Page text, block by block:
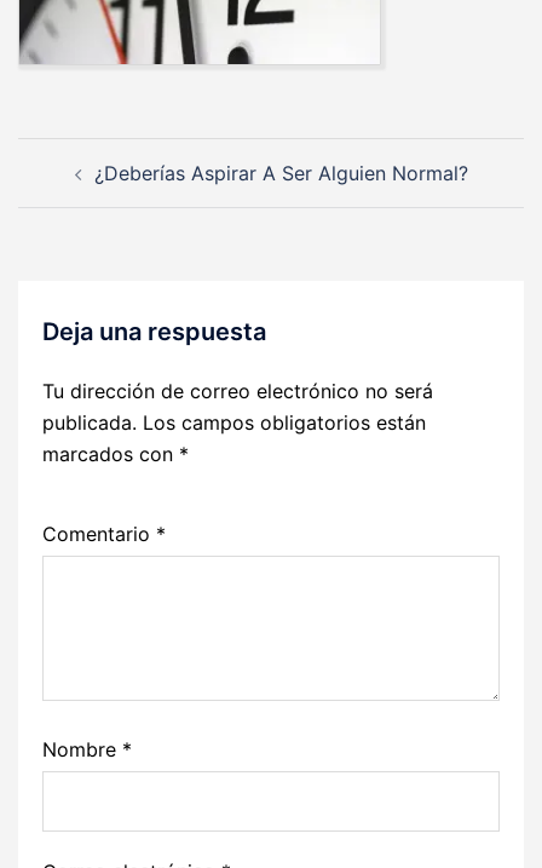
¿Deberías Aspirar A Ser Alguien Normal?
Deja una respuesta
Tu dirección de correo electrónico no será
publicada. Los campos obligatorios están
marcados con *
Comentario *
Nombre *